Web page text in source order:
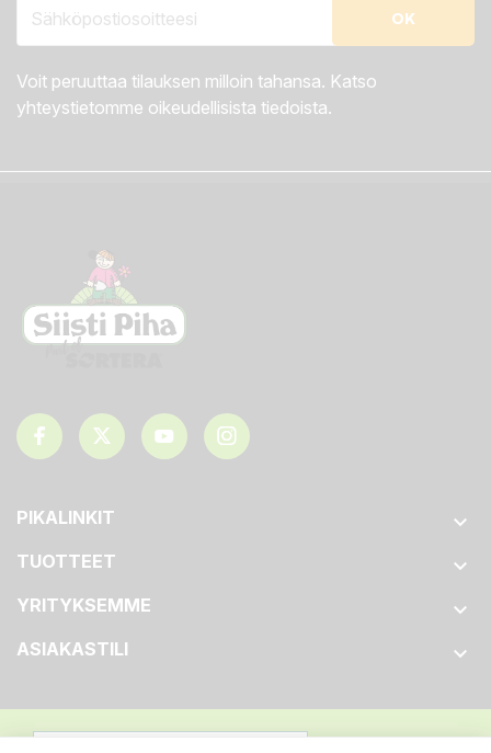
Voit peruuttaa tilauksen milloin tahansa. Katso
yhteystietomme oikeudellisista tiedoista.
PIKALINKIT 
TUOTTEET 
YRITYKSEMME 
ASIAKASTILI 